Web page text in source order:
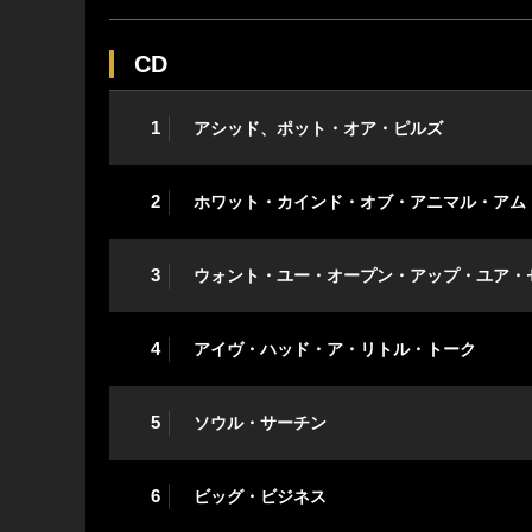
CD
1 アシッド、ポット・オア・ピルズ
2 ホワット・カインド・オブ・アニマル・アム
3 ウォント・ユー・オープン・アップ・ユア・
4 アイヴ・ハッド・ア・リトル・トーク
5 ソウル・サーチン
6 ビッグ・ビジネス